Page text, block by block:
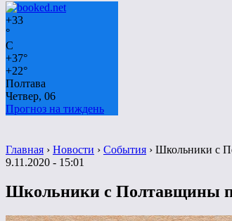
+33
°
C
+37°
+22°
Полтава
Четвер, 06
Прогноз на тиждень
Главная › Новости › События › Школьники с
9.11.2020 - 15:01
Школьники с Полтавщины